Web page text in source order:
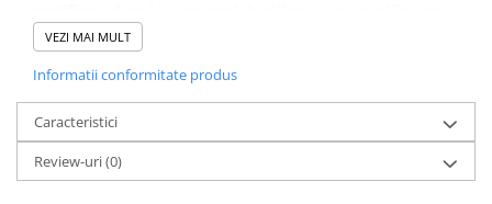
sezon.
✔️ Beneficii ergonomice certificate –
grijă pentru coloana copilului tău
Suport cervical Comfort Cervical– previne căderea capului
în timpul somnului, reduce tensiunea musculară la nivelul
gâtului.
Sustinere lombară Comfort Spate
VEZI MAI MULT
Informatii conformitate produs
Caracteristici
Review-uri(0)